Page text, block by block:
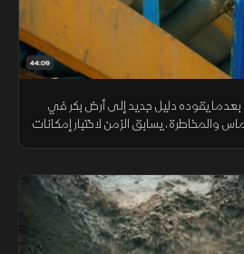
44:09
بعدما يقوده دليل جديد إلى أرض بكر في
والمخاطرة، يسابق الزمن لاختبار إمكانات